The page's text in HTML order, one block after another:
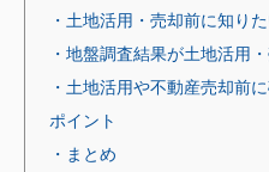
・土地活用・売却前に知り
・地盤調査結果が土地活用
・土地活用や不動産売却前
ポイント
・まとめ